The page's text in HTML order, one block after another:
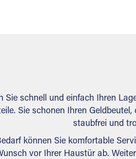
Sie schnell und einfach Ihren
Sie schonen Ihren
staubfrei und
können Sie komfortable
vor Ihrer Haustür ab.